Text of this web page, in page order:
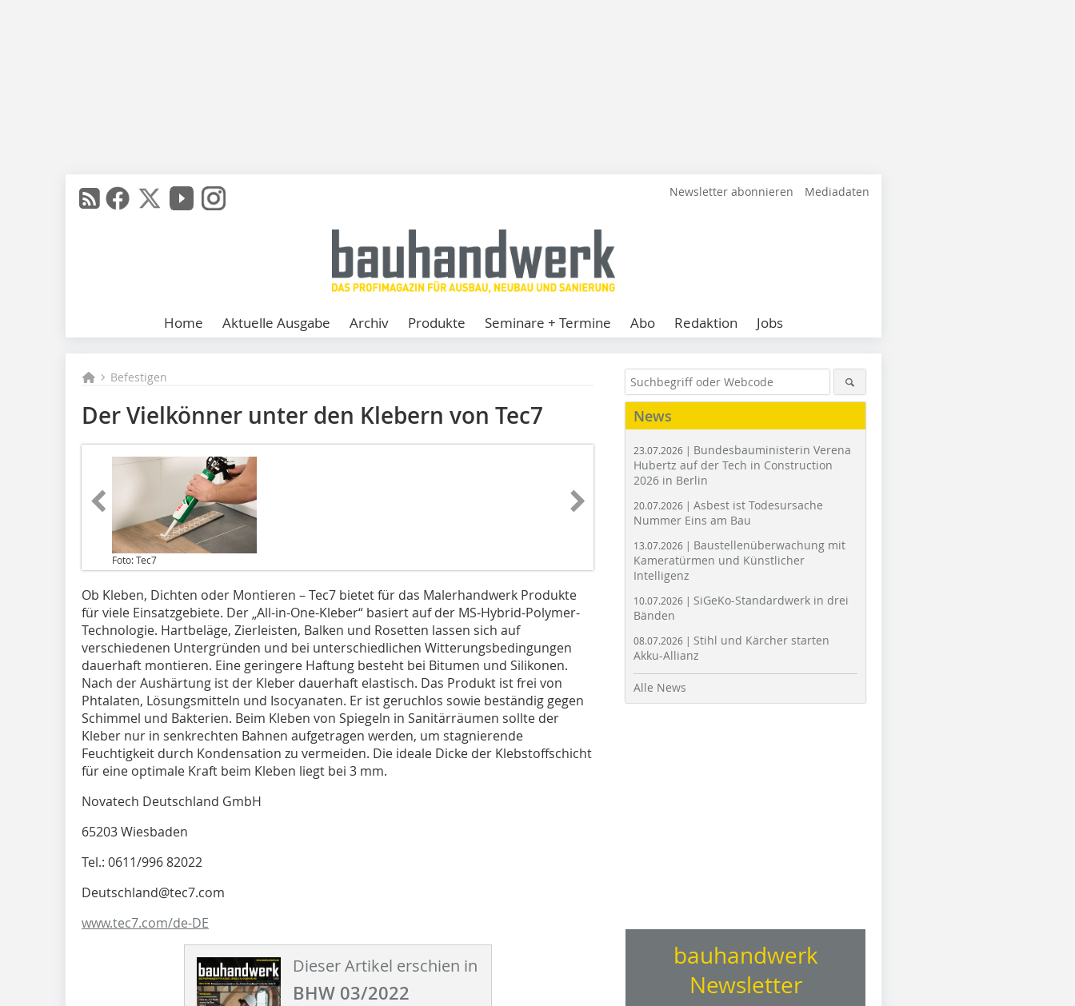
Newsletter abonnieren Mediadaten
Home Aktuelle Ausgabe Archiv Produkte Seminare + Termine Abo Redaktion Jobs
Befestigen
Der Vielkönner unter den Klebern von Tec7
Foto: Tec7
Ob Kleben, Dichten oder Montieren – Tec7 bietet für das Malerhandwerk Produkte
für viele Einsatzgebiete. Der „All-in-One-Kleber“ basiert auf der MS-Hybrid-Polymer-
Technologie. Hartbeläge, Zierleisten, Balken und Rosetten lassen sich auf
verschiedenen Untergründen und bei unterschiedlichen Witterungsbedingungen
dauerhaft montieren. Eine geringere Haftung besteht bei Bitumen und Silikonen.
Nach der Aushärtung ist der Kleber dauerhaft elastisch. Das Produkt ist frei von
Phtalaten, Lösungsmitteln und Isocyanaten. Er ist geruchlos sowie beständig gegen
Schimmel und Bakterien. Beim Kleben von Spiegeln in Sanitärräumen sollte der
Kleber nur in senkrechten Bahnen aufgetragen werden, um stagnierende
Feuchtigkeit durch Kondensation zu vermeiden. Die ideale Dicke der Klebstoffschicht
für eine optimale Kraft beim Kleben liegt bei 3 mm.
Novatech Deutschland GmbH
65203 Wiesbaden
Tel.: 0611/996 82022
Deutschland@tec7.com
www.tec7.com/de-DE
Dieser Artikel erschien in
BHW 03/2022
News
23.07.2026 | Bundesbauministerin Verena
Hubertz auf der Tech in Construction
2026 in Berlin
20.07.2026 | Asbest ist Todesursache
Nummer Eins am Bau
13.07.2026 | Baustellenüberwachung mit
Kameratürmen und Künstlicher
Intelligenz
10.07.2026 | SiGeKo-Standardwerk in drei
Bänden
08.07.2026 | Stihl und Kärcher starten
Akku-Allianz
Alle News
bauhandwerk
Newsletter